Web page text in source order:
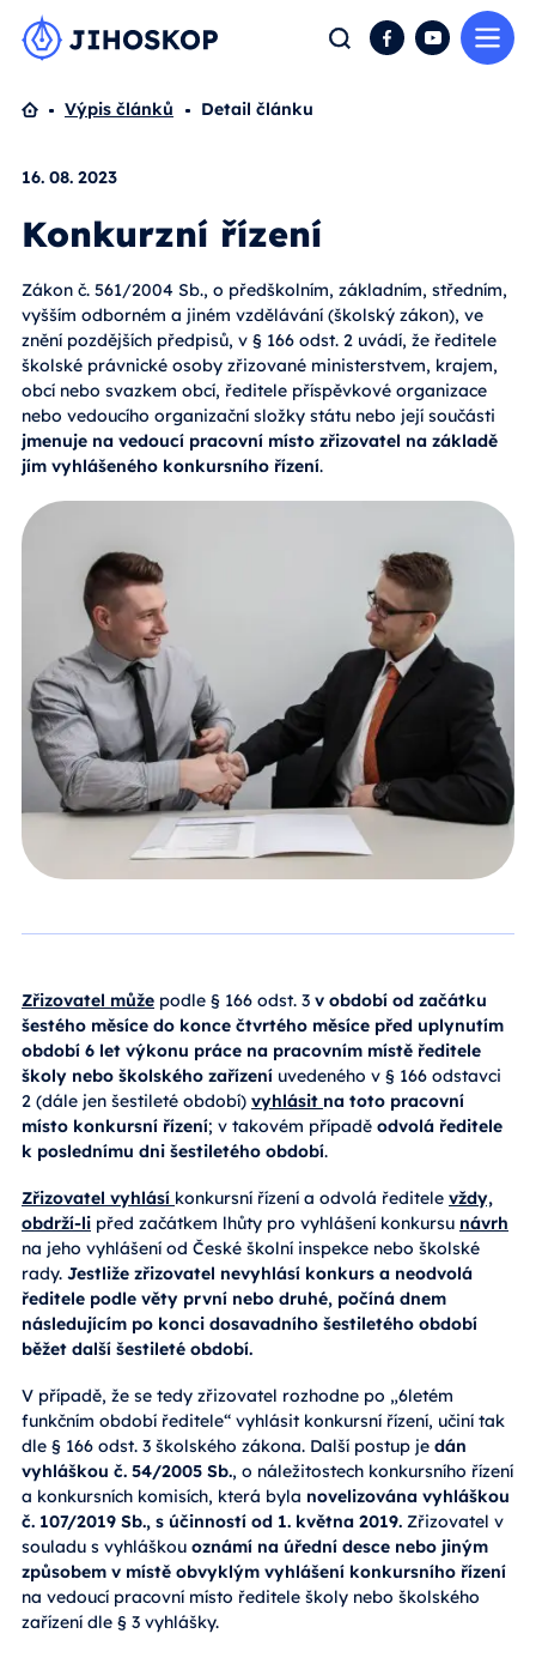
Hledat FacebookYouTube
Domů
Výpis článků Detail článku
16. 08. 2023
Konkurzní řízení
Zákon č. 561/2004 Sb., o předškolním, základním, středním,
vyšším odborném a jiném vzdělávání (školský zákon), ve
znění pozdějších předpisů, v § 166 odst. 2 uvádí, že ředitele
školské právnické osoby zřizované ministerstvem, krajem,
obcí nebo svazkem obcí, ředitele příspěvkové organizace
nebo vedoucího organizační složky státu nebo její součásti
jmenuje na vedoucí pracovní místo zřizovatel na základě
jím vyhlášeného konkursního řízení.
Zřizovatel může podle § 166 odst. 3 v období od začátku
šestého měsíce do konce čtvrtého měsíce před uplynutím
období 6 let výkonu práce na pracovním místě ředitele
školy nebo školského zařízení uvedeného v § 166 odstavci
2 (dále jen šestileté období) vyhlásit na toto pracovní
místo konkursní řízení; v takovém případě odvolá ředitele
k poslednímu dni šestiletého období.
Zřizovatel vyhlásí konkursní řízení a odvolá ředitele vždy,
obdrží-li před začátkem lhůty pro vyhlášení konkursu návrh
na jeho vyhlášení od České školní inspekce nebo školské
rady. Jestliže zřizovatel nevyhlásí konkurs a neodvolá
ředitele podle věty první nebo druhé, počíná dnem
následujícím po konci dosavadního šestiletého období
běžet další šestileté období.
V případě, že se tedy zřizovatel rozhodne po „6letém
funkčním období ředitele“ vyhlásit konkursní řízení, učiní tak
dle § 166 odst. 3 školského zákona. Další postup je dán
vyhláškou č. 54/2005 Sb., o náležitostech konkursního řízení
a konkursních komisích, která byla novelizována vyhláškou
č. 107/2019 Sb., s účinností od 1. května 2019. Zřizovatel v
souladu s vyhláškou oznámí na úřední desce nebo jiným
způsobem v místě obvyklým vyhlášení konkursního řízení
na vedoucí pracovní místo ředitele školy nebo školského
zařízení dle § 3 vyhlášky.